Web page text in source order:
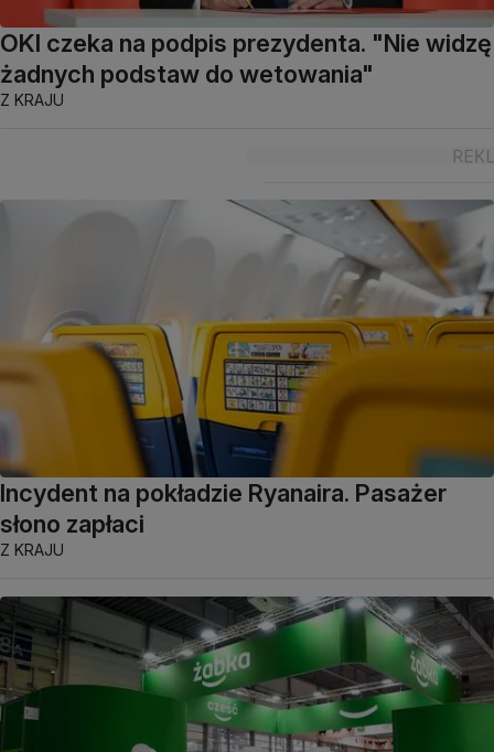
OKI czeka na podpis prezydenta. "Nie widzę
żadnych podstaw do wetowania"
Z KRAJU
Incydent na pokładzie Ryanaira. Pasażer
słono zapłaci
Z KRAJU